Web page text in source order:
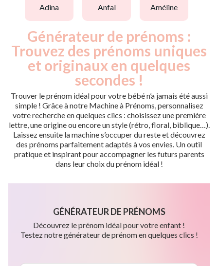
adina anfal améline
Générateur de prénoms :
Trouvez des prénoms uniques
et originaux en quelques
secondes !
Trouver le prénom idéal pour votre bébé n’a jamais été aussi
simple ! Grâce à notre Machine à Prénoms, personnalisez
votre recherche en quelques clics : choisissez une première
lettre, une origine ou encore un style (rétro, floral, biblique…).
Laissez ensuite la machine s’occuper du reste et découvrez
des prénoms parfaitement adaptés à vos envies. Un outil
pratique et inspirant pour accompagner les futurs parents
dans leur choix du prénom idéal !
GÉNÉRATEUR DE PRÉNOMS
Découvrez le prénom idéal pour votre enfant !
Testez notre générateur de prénom en quelques clics !